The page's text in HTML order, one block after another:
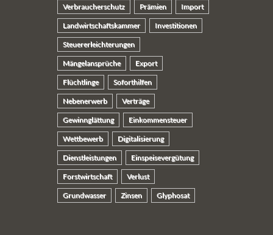
Verbraucherschutz Prämien Import
Landwirtschaftskammer Investitionen
Steuererleichterungen
Mängelansprüche Export
Flüchtlinge Soforthilfen
Nebenerwerb Verträge
Gewinnglättung Einkommensteuer
Wettbewerb Digitalisierung
Dienstleistungen Einspeisevergütung
Forstwirtschaft Verlust
Grundwasser Zinsen Glyphosat